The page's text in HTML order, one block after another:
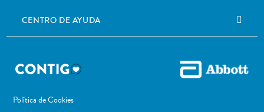
CENTRO DE AYUDA
Política de Cookies